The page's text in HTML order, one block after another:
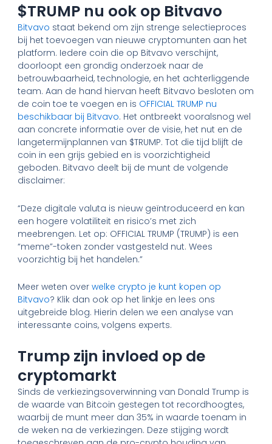
$TRUMP nu ook op Bitvavo
Bitvavo staat bekend om zijn strenge selectieproces
bij het toevoegen van nieuwe cryptomunten aan het
platform. Iedere coin die op Bitvavo verschijnt,
doorloopt een grondig onderzoek naar de
betrouwbaarheid, technologie, en het achterliggende
team. Aan de hand hiervan heeft Bitvavo besloten om
de coin toe te voegen en is OFFICIAL TRUMP nu
beschikbaar bij Bitvavo. Het ontbreekt vooralsnog wel
aan concrete informatie over de visie, het nut en de
langetermijnplannen van $TRUMP. Tot die tijd blijft de
coin in een grijs gebied en is voorzichtigheid
geboden. Bitvavo deelt bij de munt de volgende
disclaimer:
“Deze digitale valuta is nieuw geïntroduceerd en kan
een hogere volatiliteit en risico’s met zich
meebrengen. Let op: OFFICIAL TRUMP (TRUMP) is een
“meme”-token zonder vastgesteld nut. Wees
voorzichtig bij het handelen.”
Meer weten overwelke crypto je kunt kopen op
Bitvavo? Klik dan ook op het linkje en lees ons
uitgebreide blog. Hierin delen we een analyse van
interessante coins, volgens experts.
Trump zijn invloed op de
cryptomarkt
Sinds de verkiezingsoverwinning van Donald Trump is
de waarde van Bitcoin gestegen tot recordhoogtes,
waarbij de munt meer dan 35% in waarde toenam in
de weken na de verkiezingen. Deze stijging wordt